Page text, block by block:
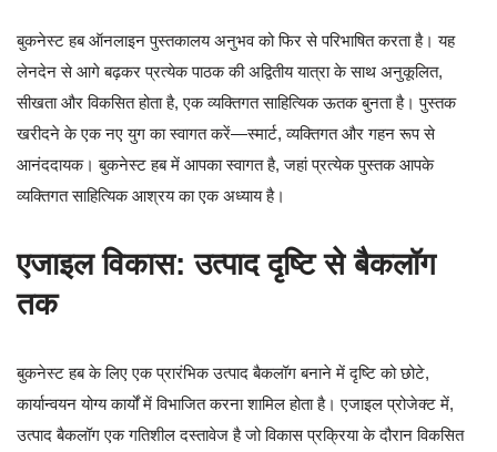
बुकनेस्ट हब ऑनलाइन पुस्तकालय अनुभव को फिर से परिभाषित करता है। यह
लेनदेन से आगे बढ़कर प्रत्येक पाठक की अद्वितीय यात्रा के साथ अनुकूलित,
सीखता और विकसित होता है, एक व्यक्तिगत साहित्यिक ऊतक बुनता है। पुस्तक
खरीदने के एक नए युग का स्वागत करें—स्मार्ट, व्यक्तिगत और गहन रूप से
आनंददायक। बुकनेस्ट हब में आपका स्वागत है, जहां प्रत्येक पुस्तक आपके
व्यक्तिगत साहित्यिक आश्रय का एक अध्याय है।
एजाइल विकास: उत्पाद दृष्टि से बैकलॉग
तक
बुकनेस्ट हब के लिए एक प्रारंभिक उत्पाद बैकलॉग बनाने में दृष्टि को छोटे,
कार्यान्वयन योग्य कार्यों में विभाजित करना शामिल होता है। एजाइल प्रोजेक्ट में,
उत्पाद बैकलॉग एक गतिशील दस्तावेज है जो विकास प्रक्रिया के दौरान विकसित